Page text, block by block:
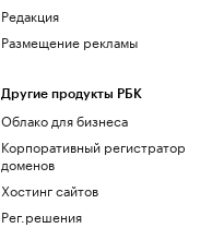
Редакция
Размещение рекламы
Другие продукты РБК
Облако для бизнеса
Корпоративный регистратор
доменов
Хостинг сайтов
Рег.решения